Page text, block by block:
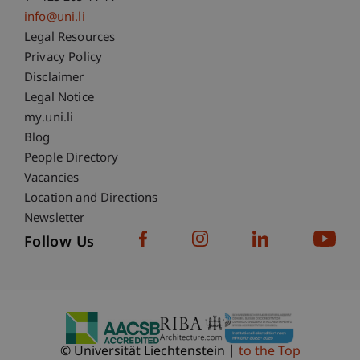
info@uni.li
Fußzeile Rechtliche Hinweise
Legal Resources
Privacy Policy
Disclaimer
Legal Notice
Fußzeile Subdomain-Verzeichnis
my.uni.li
Blog
People Directory
Vacancies
Location and Directions
Newsletter
Follow Us
© Universität Liechtenstein to the Top